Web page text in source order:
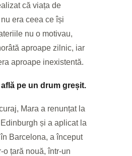
că viața de
era ceea ce își
nu o motivau,
aproape zilnic, iar
aproape inexistentă.
pe un drum greșit.
Mara a renunțat la
și a aplicat la
Barcelona, a început
o țară nouă, într-un